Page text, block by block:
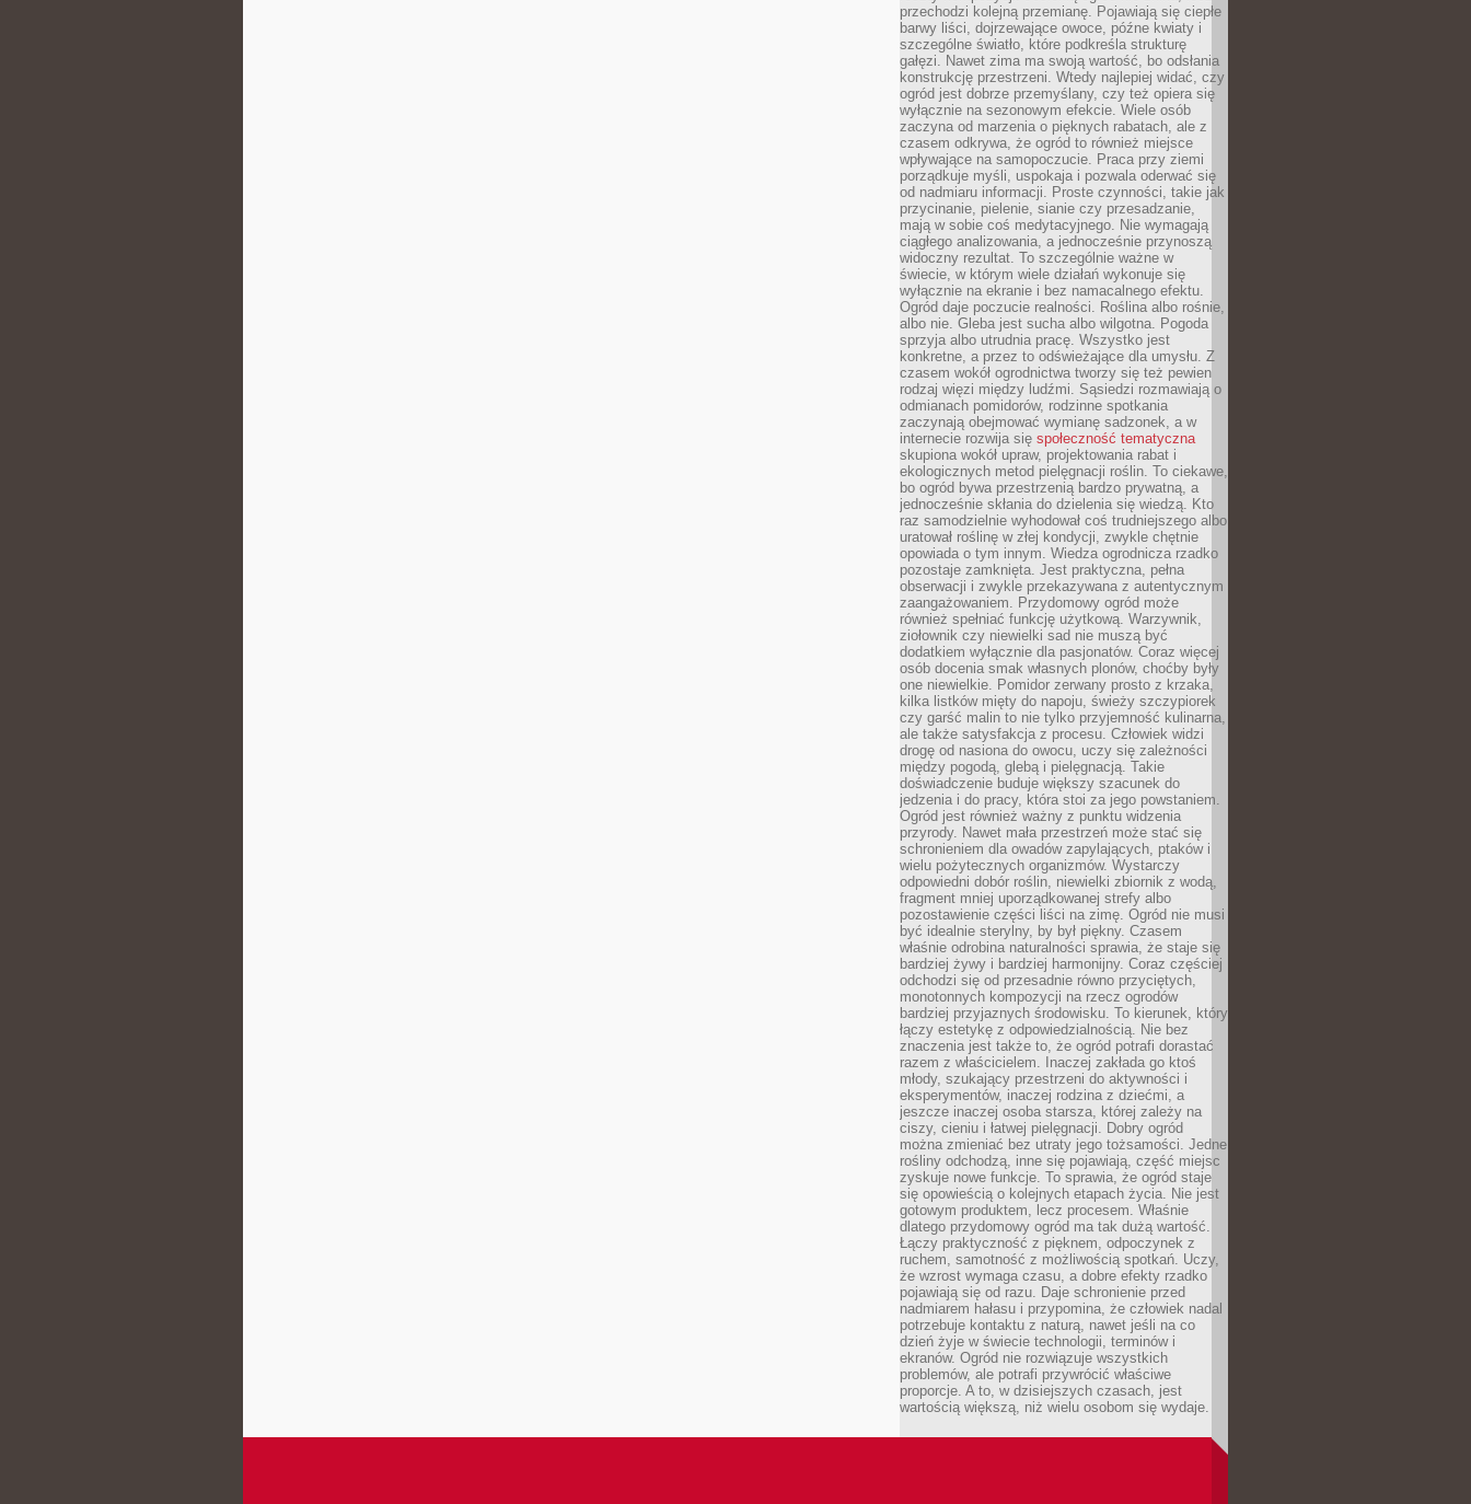
przechodzi kolejną przemianę. Pojawiają się ciepłe
barwy liści, dojrzewające owoce, późne kwiaty i
szczególne światło, które podkreśla strukturę
gałęzi. Nawet zima ma swoją wartość, bo odsłania
konstrukcję przestrzeni. Wtedy najlepiej widać, czy
ogród jest dobrze przemyślany, czy też opiera się
wyłącznie na sezonowym efekcie. Wiele osób
zaczyna od marzenia o pięknych rabatach, ale z
czasem odkrywa, że ogród to również miejsce
wpływające na samopoczucie. Praca przy ziemi
porządkuje myśli, uspokaja i pozwala oderwać się
od nadmiaru informacji. Proste czynności, takie jak
przycinanie, pielenie, sianie czy przesadzanie,
mają w sobie coś medytacyjnego. Nie wymagają
ciągłego analizowania, a jednocześnie przynoszą
widoczny rezultat. To szczególnie ważne w
świecie, w którym wiele działań wykonuje się
wyłącznie na ekranie i bez namacalnego efektu.
Ogród daje poczucie realności. Roślina albo rośnie,
albo nie. Gleba jest sucha albo wilgotna. Pogoda
sprzyja albo utrudnia pracę. Wszystko jest
konkretne, a przez to odświeżające dla umysłu. Z
czasem wokół ogrodnictwa tworzy się też pewien
rodzaj więzi między ludźmi. Sąsiedzi rozmawiają o
odmianach pomidorów, rodzinne spotkania
zaczynają obejmować wymianę sadzonek, a w
internecie rozwija się społeczność tematyczna
skupiona wokół upraw, projektowania rabat i
ekologicznych metod pielęgnacji roślin. To ciekawe,
bo ogród bywa przestrzenią bardzo prywatną, a
jednocześnie skłania do dzielenia się wiedzą. Kto
raz samodzielnie wyhodował coś trudniejszego albo
uratował roślinę w złej kondycji, zwykle chętnie
opowiada o tym innym. Wiedza ogrodnicza rzadko
pozostaje zamknięta. Jest praktyczna, pełna
obserwacji i zwykle przekazywana z autentycznym
zaangażowaniem. Przydomowy ogród może
również spełniać funkcję użytkową. Warzywnik,
ziołownik czy niewielki sad nie muszą być
dodatkiem wyłącznie dla pasjonatów. Coraz więcej
osób docenia smak własnych plonów, choćby były
one niewielkie. Pomidor zerwany prosto z krzaka,
kilka listków mięty do napoju, świeży szczypiorek
czy garść malin to nie tylko przyjemność kulinarna,
ale także satysfakcja z procesu. Człowiek widzi
drogę od nasiona do owocu, uczy się zależności
między pogodą, glebą i pielęgnacją. Takie
doświadczenie buduje większy szacunek do
jedzenia i do pracy, która stoi za jego powstaniem.
Ogród jest również ważny z punktu widzenia
przyrody. Nawet mała przestrzeń może stać się
schronieniem dla owadów zapylających, ptaków i
wielu pożytecznych organizmów. Wystarczy
odpowiedni dobór roślin, niewielki zbiornik z wodą,
fragment mniej uporządkowanej strefy albo
pozostawienie części liści na zimę. Ogród nie musi
być idealnie sterylny, by był piękny. Czasem
właśnie odrobina naturalności sprawia, że staje się
bardziej żywy i bardziej harmonijny. Coraz częściej
odchodzi się od przesadnie równo przyciętych,
monotonnych kompozycji na rzecz ogrodów
bardziej przyjaznych środowisku. To kierunek, który
łączy estetykę z odpowiedzialnością. Nie bez
znaczenia jest także to, że ogród potrafi dorastać
razem z właścicielem. Inaczej zakłada go ktoś
młody, szukający przestrzeni do aktywności i
eksperymentów, inaczej rodzina z dziećmi, a
jeszcze inaczej osoba starsza, której zależy na
ciszy, cieniu i łatwej pielęgnacji. Dobry ogród
można zmieniać bez utraty jego tożsamości. Jedne
rośliny odchodzą, inne się pojawiają, część miejsc
zyskuje nowe funkcje. To sprawia, że ogród staje
się opowieścią o kolejnych etapach życia. Nie jest
gotowym produktem, lecz procesem. Właśnie
dlatego przydomowy ogród ma tak dużą wartość.
Łączy praktyczność z pięknem, odpoczynek z
ruchem, samotność z możliwością spotkań. Uczy,
że wzrost wymaga czasu, a dobre efekty rzadko
pojawiają się od razu. Daje schronienie przed
nadmiarem hałasu i przypomina, że człowiek nadal
potrzebuje kontaktu z naturą, nawet jeśli na co
dzień żyje w świecie technologii, terminów i
ekranów. Ogród nie rozwiązuje wszystkich
problemów, ale potrafi przywrócić właściwe
proporcje. A to, w dzisiejszych czasach, jest
wartością większą, niż wielu osobom się wydaje.